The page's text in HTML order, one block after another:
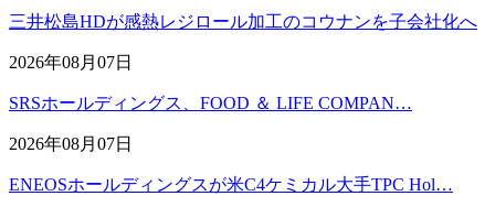
三井松島HDが感熱レジロール加工のコウナンを子会社化へ
2026年08月07日
SRSホールディングス、FOOD ＆ LIFE COMPAN…
2026年08月07日
ENEOSホールディングスが米C4ケミカル大手TPC Hol…